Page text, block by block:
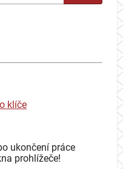
klíče
ukončení práce
prohlížeče!